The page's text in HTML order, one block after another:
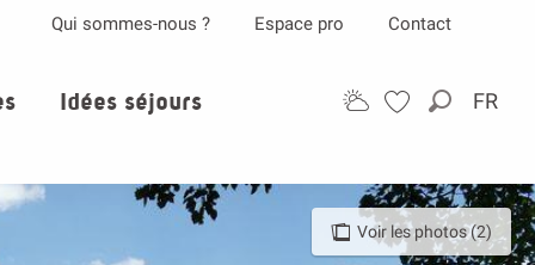
FR
Qui sommes-nous ? Espace pro Contact
Idées séjours
Voir les photos (2)